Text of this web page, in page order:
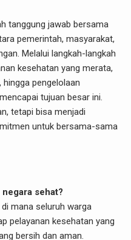
tanggung jawab bersama
pemerintah, masyarakat,
Melalui langkah-langkah
kesehatan yang merata,
pengelolaan
tujuan besar ini.
tetapi bisa menjadi
untuk bersama-sama
sehat?
mana seluruh warga
pelayanan kesehatan yang
bersih dan aman.